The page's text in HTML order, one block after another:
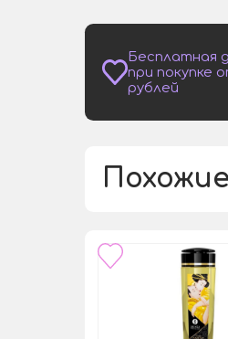
Бесплатная
при покупке
рублей